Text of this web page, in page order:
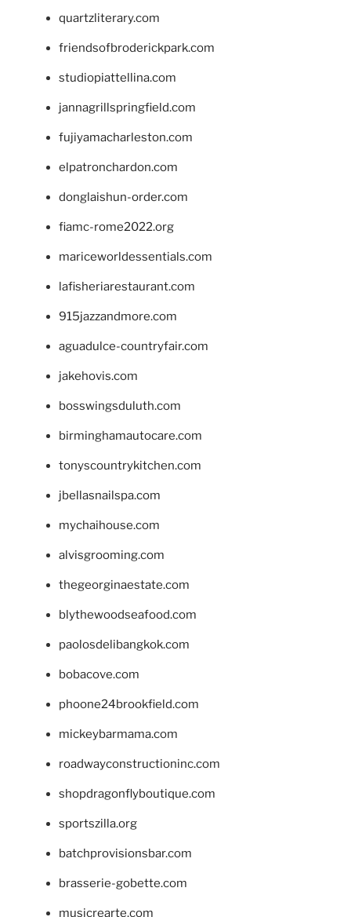
quartzliterary.com
friendsofbroderickpark.com
studiopiattellina.com
jannagrillspringfield.com
fujiyamacharleston.com
elpatronchardon.com
donglaishun-order.com
fiamc-rome2022.org
mariceworldessentials.com
lafisheriarestaurant.com
915jazzandmore.com
aguadulce-countryfair.com
jakehovis.com
bosswingsduluth.com
birminghamautocare.com
tonyscountrykitchen.com
jbellasnailspa.com
mychaihouse.com
alvisgrooming.com
thegeorginaestate.com
blythewoodseafood.com
paolosdelibangkok.com
bobacove.com
phoone24brookfield.com
mickeybarmama.com
roadwayconstructioninc.com
shopdragonflyboutique.com
sportszilla.org
batchprovisionsbar.com
brasserie-gobette.com
musicrearte.com